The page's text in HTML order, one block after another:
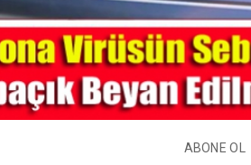
ABONE OL